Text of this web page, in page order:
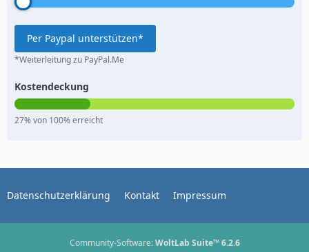
Per Paypal unterstützen*
*Weiterleitung zu PayPal.Me
Kostendeckung
27% von 100% erreicht
Datenschutzerklärung Kontakt Impressum
Community-Software:WoltLab Suite™ 6.2.6